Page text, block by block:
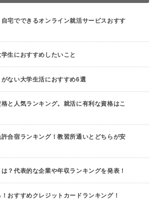
宅でできるオンライン就活サービスおすす
生におすすめしたいこと
ない大学生活におすすめ6選
と人気ランキング。就活に有利な資格はこ
合宿ランキング！教習所通いとどちらが安
？代表的な企業や年収ランキングを発表！
おすすめクレジットカードランキング！